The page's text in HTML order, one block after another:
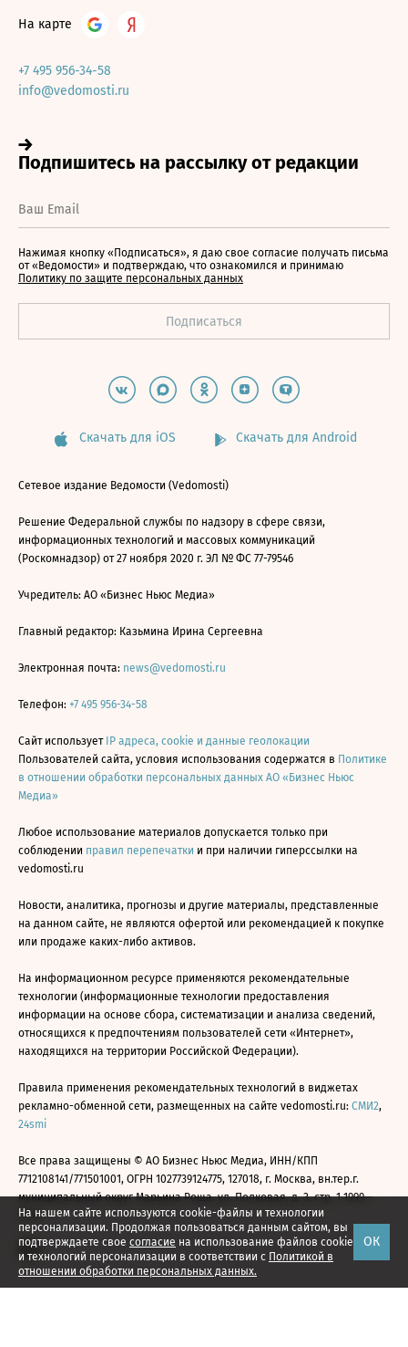
На нашем сайте используются cookie-файлы и технологии
персонализации. Продолжая пользоваться данным сайтом, вы
подтверждаете свое согласие на использование файлов cookie
и технологий персонализации в соответствии с Политикой в
отношении обработки персональных данных.
ОК
На карте
+7 495 956-34-58
info@vedomosti.ru
Нажимая кнопку «Подписаться», я даю свое согласие получать письма
от «Ведомости» и подтверждаю, что ознакомился и принимаю
Политику по защите персональных данных
Скачать для iOS Скачать для Android
Сетевое издание Ведомости (Vedomosti)
Решение Федеральной службы по надзору в сфере связи,
информационных технологий и массовых коммуникаций
(Роскомнадзор) от 27 ноября 2020 г. ЭЛ № ФС 77-79546
Учредитель: АО «Бизнес Ньюс Медиа»
Главный редактор: Казьмина Ирина Сергеевна
Электронная почта: news@vedomosti.ru
Телефон: +7 495 956-34-58
Сайт использует IP адреса, cookie и данные геолокации
Пользователей сайта, условия использования содержатся в Политике
в отношении обработки персональных данных АО «Бизнес Ньюс
Медиа»
Любое использование материалов допускается только при
соблюдении правил перепечатки и при наличии гиперссылки на
vedomosti.ru
Новости, аналитика, прогнозы и другие материалы, представленные
на данном сайте, не являются офертой или рекомендацией к покупке
или продаже каких-либо активов.
На информационном ресурсе применяются рекомендательные
технологии (информационные технологии предоставления
информации на основе сбора, систематизации и анализа сведений,
относящихся к предпочтениям пользователей сети «Интернет»,
находящихся на территории Российской Федерации).
Правила применения рекомендательных технологий в виджетах
рекламно-обменной сети, размещенных на сайте vedomosti.ru: СМИ2,
24smi
Все права защищены © АО Бизнес Ньюс Медиа, ИНН/КПП
7712108141/771501001, ОГРН 1027739124775, 127018, г. Москва, вн.тер.г.
муниципальный округ Марьина Роща, ул. Полковая, д. 3, стр. 1 1999—
2026